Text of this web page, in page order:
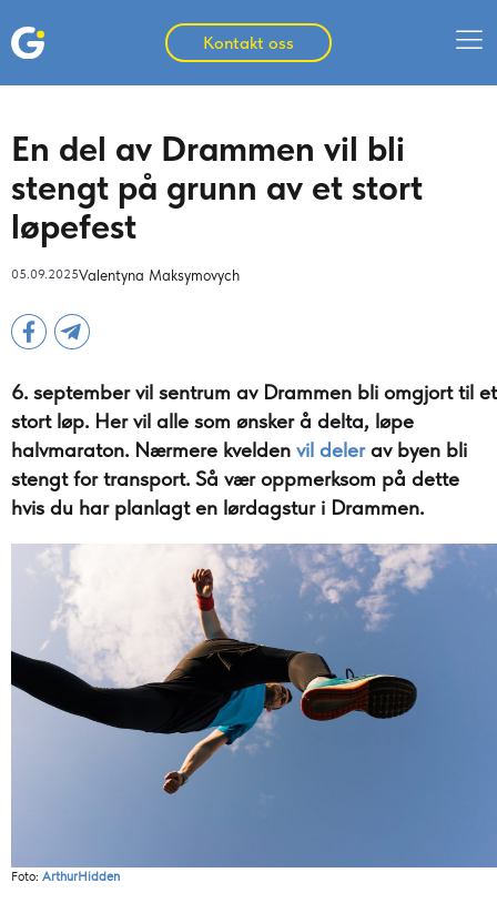
Kontakt oss
En del av Drammen vil bli
stengt på grunn av et stort
løpefest
05.09.2025Valentyna Maksymovych
6. september vil sentrum av Drammen bli omgjort til et
stort løp. Her vil alle som ønsker å delta, løpe
halvmaraton. Nærmere kvelden vil delerav byen bli
stengt for transport. Så vær oppmerksom på dette
hvis du har planlagt en lørdagstur i Drammen.
Foto: ArthurHidden